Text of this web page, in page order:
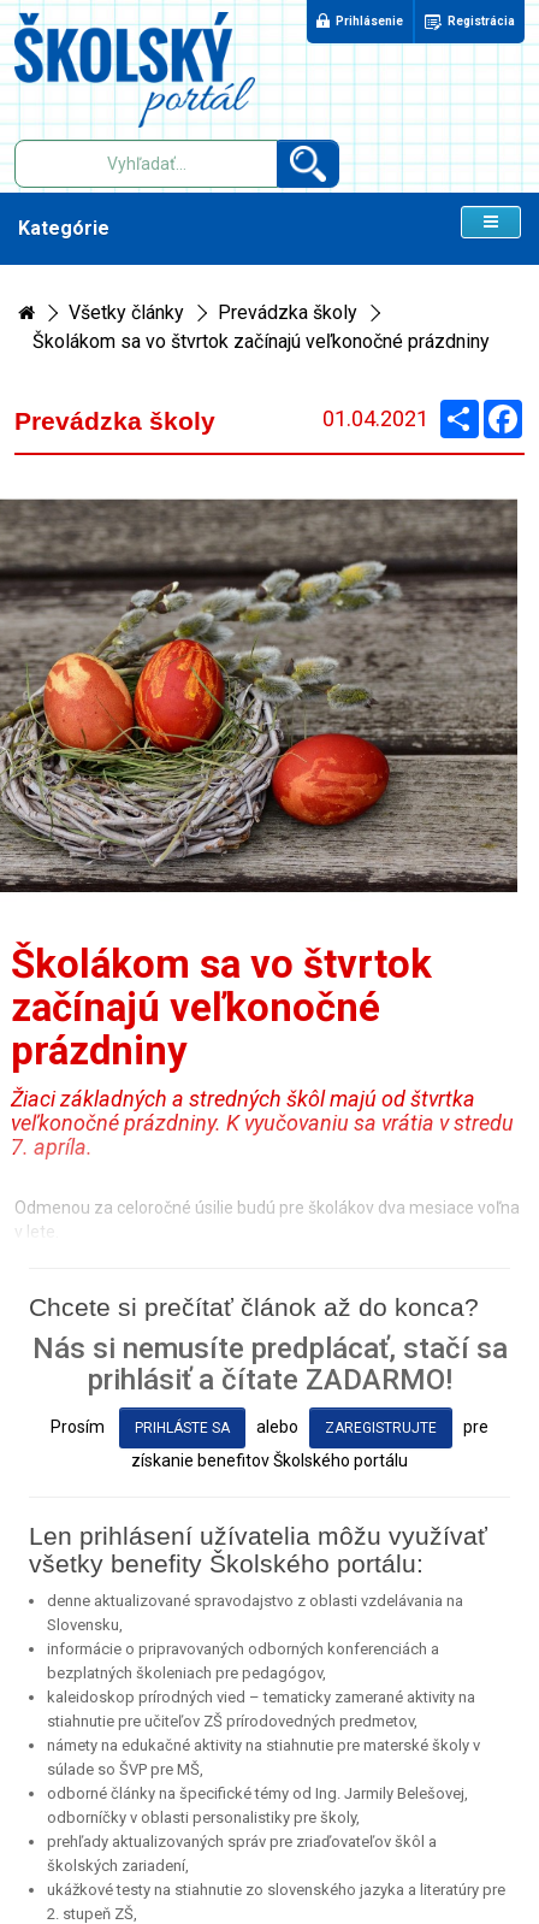
Prihlásenie Registrácia
Kategórie
Všetky články
Prevádzka školy
Školákom sa vo štvrtok začínajú veľkonočné prázdniny
Prevádzka školy 01.04.2021 Zdieľaj
Školákom sa vo štvrtok
začínajú veľkonočné
prázdniny
Žiaci základných a stredných škôl majú od štvrtka
veľkonočné prázdniny. K vyučovaniu sa vrátia v stredu
7. apríla.
Odmenou za celoročné úsilie budú pre školákov dva mesiace voľna
v lete.
Chcete si prečítať článok až do konca?
Nás si nemusíte predplácať, stačí sa
prihlásiť a čítate ZADARMO!
Prosím PRIHLÁSTE SA alebo ZAREGISTRUJTE
pre
získanie benefitov Školského portálu
Len prihlásení užívatelia môžu využívať
všetky benefity Školského portálu:
denne aktualizované spravodajstvo z oblasti vzdelávania na
Slovensku,
informácie o pripravovaných odborných konferenciách a
bezplatných školeniach pre pedagógov,
kaleidoskop prírodných vied – tematicky zamerané aktivity na
stiahnutie pre učiteľov ZŠ prírodovedných predmetov,
námety na edukačné aktivity na stiahnutie pre materské školy v
súlade so ŠVP pre MŠ,
odborné články na špecifické témy od Ing. Jarmily Belešovej,
odborníčky v oblasti personalistiky pre školy,
prehľady aktualizovaných správ pre zriaďovateľov škôl a
školských zariadení,
ukážkové testy na stiahnutie zo slovenského jazyka a literatúry pre
2. stupeň ZŠ,